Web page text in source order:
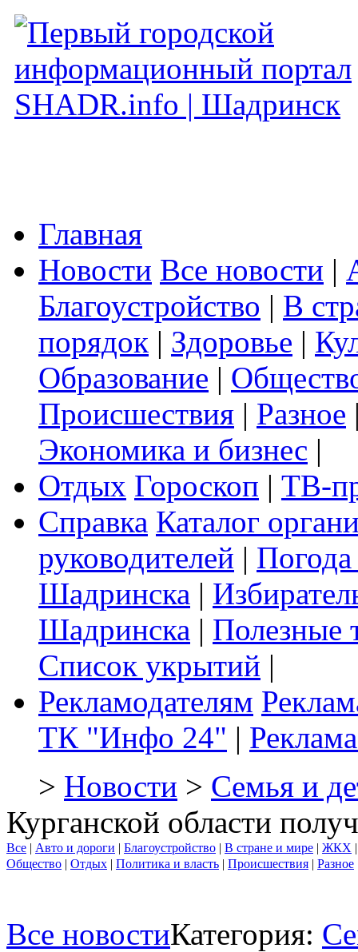
Главная
Новости Все новости |
Благоустройство | В
порядок | Здоровье |
Образование |
Происшествия | Разное
Экономика и бизнес |
Отдых Гороскоп | ТВ-
Справка Каталог
руководителей |
Шадринска |
Шадринска | Полезные
Список укрытий |
Рекламодателям
ТК "Инфо 24" |
> Новости > Семья и
Курганской области
Все | Авто и дороги | Благоустройство | В стране и мире | ЖКХ
Общество | Отдых | Политика и власть | Происшествия | Разное
Все новостиКатегория: